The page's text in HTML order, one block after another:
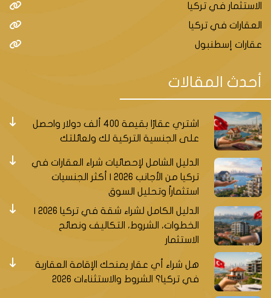
الاستثمار في تركيا
العقارات في تركيا
عقارات إسطنبول
أحدث المقالات
اشتري عقارًا بقيمة 400 ألف دولار واحصل
على الجنسية التركية لك ولعائلتك
الدليل الشامل لإحصائيات شراء العقارات في
تركيا من الأجانب 2026 | أكثر الجنسيات
استثماراً وتحليل السوق
الخطوات، الشروط، التكاليف ونصائح
الاستثمار
هل شراء أي عقار يمنحك الإقامة العقارية
في تركيا؟ الشروط والاستثناءات 2026